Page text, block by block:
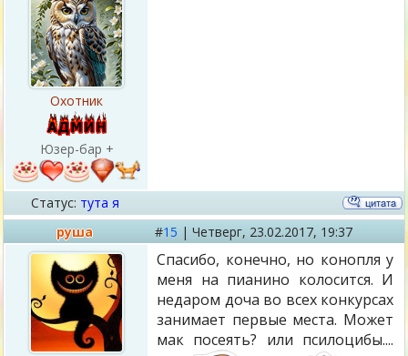
Охотник
Юзер-бар +
Статус: тута я
руша
#15 | Четверг, 23.02.2017, 19:37
Спасибо, конечно, но конопля у
меня на пианино колосится. И
недаром доча во всех конкурсах
занимает первые места. Может
мак посеять? или псилоцибы....